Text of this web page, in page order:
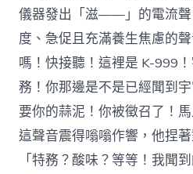
儀器發出「滋——」的電流聲
度、急促且充滿養生焦慮的
嗎！快接聽！這裡是 K-999
務！你那邊是不是已經聞到
要你的蒜泥！你被徵召了！
這聲音震得嗡嗡作響，他捏
「特務？酸味？等等！我聞